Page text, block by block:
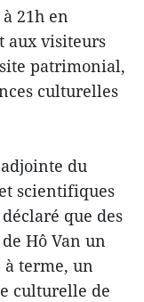
21h en
aux visiteurs
patrimonial,
culturelles
du
scientifiques
que des
Hô Van un
à terme, un
culturelle de